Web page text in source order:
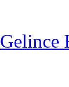
Gelince